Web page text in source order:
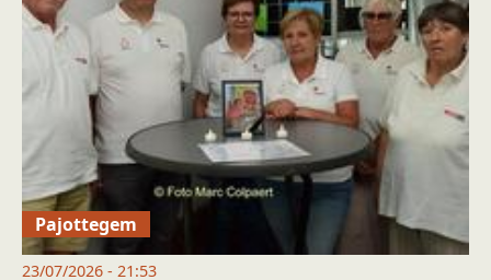
Pajottegem
23/07/2026 - 21:53